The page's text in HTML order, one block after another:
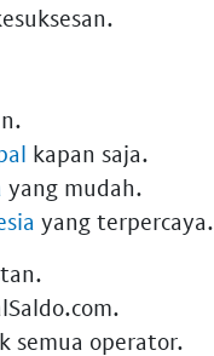
kapan saja.
yang mudah.
yang terpercaya.
semua operator.